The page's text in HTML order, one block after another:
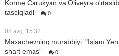
Korme Carukyan va Oliveyra
tasdiqladi
0
08 avg, 15:32
Maxachevning murabbiyi: "Islam
shart emas"
0